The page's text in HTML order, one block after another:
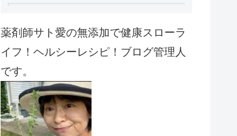
薬剤師サト愛の無添加で健康スローラ
イフ！ヘルシーレシピ！ブログ管理人
です。